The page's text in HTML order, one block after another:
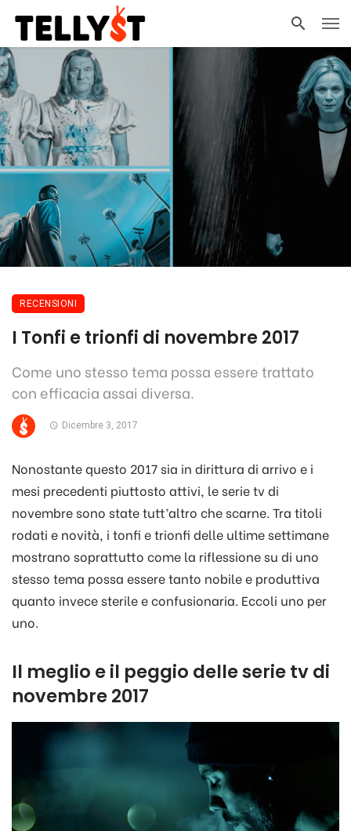
RECENSIONI
I Tonfi e trionfi di novembre 2017
Come uno stesso tema possa essere trattato
con efficacia assai diversa.
Dicembre 3, 2017
Nonostante questo 2017 sia in dirittura di arrivo e i
mesi precedenti piuttosto attivi, le serie tv di
novembre sono state tutt’altro che scarne. Tra titoli
rodati e novità, i tonfi e trionfi delle ultime settimane
mostrano soprattutto come la riflessione su di uno
stesso tema possa essere tanto nobile e produttiva
quanto invece sterile e confusionaria. Eccoli uno per
uno.
Il meglio e il peggio delle serie tv di
novembre 2017